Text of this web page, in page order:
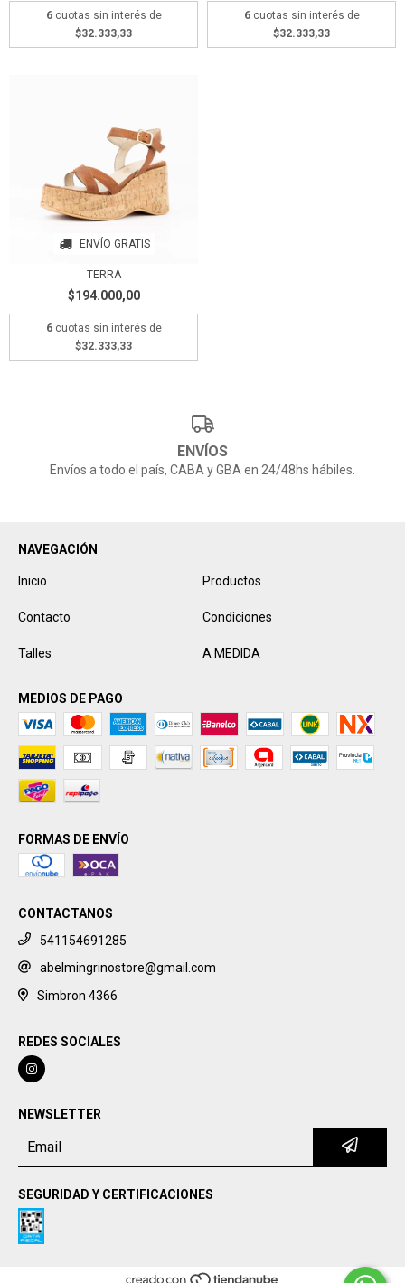
6 cuotas sin interés de
$32.333,33
6 cuotas sin interés de
$32.333,33
ENVÍO GRATIS
TERRA
$194.000,00
6 cuotas sin interés de
$32.333,33
ENVÍOS
Envíos a todo el país, CABA y GBA en 24/48hs hábiles.
NAVEGACIÓN
Inicio Productos
Contacto Condiciones
Talles A MEDIDA
MEDIOS DE PAGO
FORMAS DE ENVÍO
CONTACTANOS
541154691285
abelmingrinostore@gmail.com
Simbron 4366
REDES SOCIALES
NEWSLETTER
SEGURIDAD Y CERTIFICACIONES